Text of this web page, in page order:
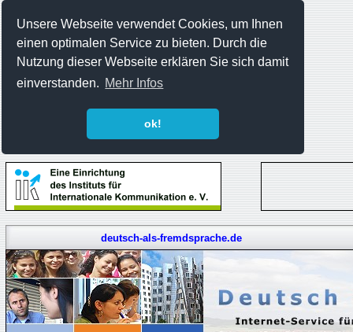
Unsere Webseite verwendet Cookies, um Ihnen
einen optimalen Service zu bieten. Durch die
Nutzung dieser Webseite erklären Sie sich damit
einverstanden. Mehr Infos
ok!
deutsch-als-fremdsprache.de